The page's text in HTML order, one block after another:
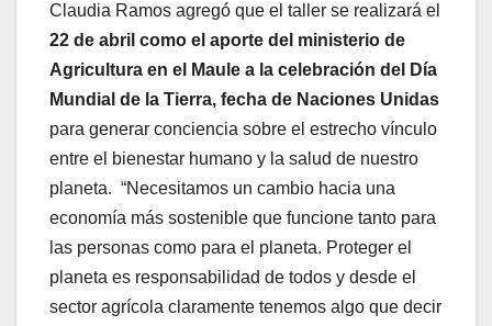
Claudia Ramos agregó que el taller se realizará el
22 de abril como el aporte del ministerio de
Agricultura en el Maule a la celebración del Día
Mundial de la Tierra, fecha de Naciones Unidas
para generar conciencia sobre el estrecho vínculo
entre el bienestar humano y la salud de nuestro
planeta. “Necesitamos un cambio hacia una
economía más sostenible que funcione tanto para
las personas como para el planeta. Proteger el
planeta es responsabilidad de todos y desde el
sector agrícola claramente tenemos algo que decir